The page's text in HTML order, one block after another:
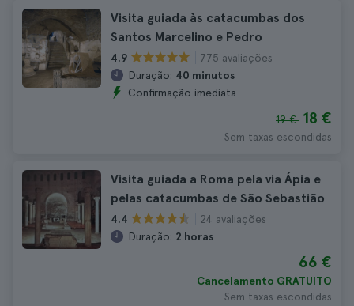
Visita guiada às catacumbas dos
Santos Marcelino e Pedro
4.9
775 avaliações
Duração: 40 minutos
Confirmação imediata
19 € 18 €
Sem taxas escondidas
Visita guiada a Roma pela via Ápia e
pelas catacumbas de São Sebastião
4.4
24 avaliações
Duração: 2 horas
66 €
Cancelamento GRATUITO
Sem taxas escondidas